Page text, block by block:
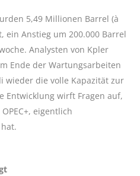
5,49 Millionen Barrel (à
ein Anstieg um 200.000 Barrel
Analysten von Kpler
Ende der Wartungsarbeiten
wieder die volle Kapazität zur
Entwicklung wirft Fragen auf,
eigentlich